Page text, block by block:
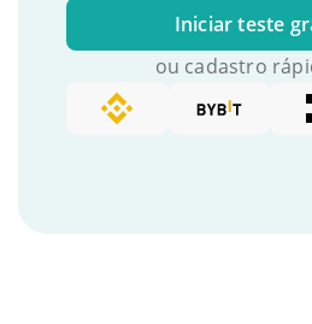
Iniciar teste
ou cadastro